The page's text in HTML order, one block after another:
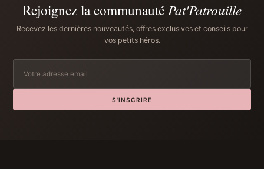
Rejoignez la communauté Pat'Patrouille
Recevez les dernières nouveautés, offres exclusives et conseils pour
vos petits héros.
S'INSCRIRE